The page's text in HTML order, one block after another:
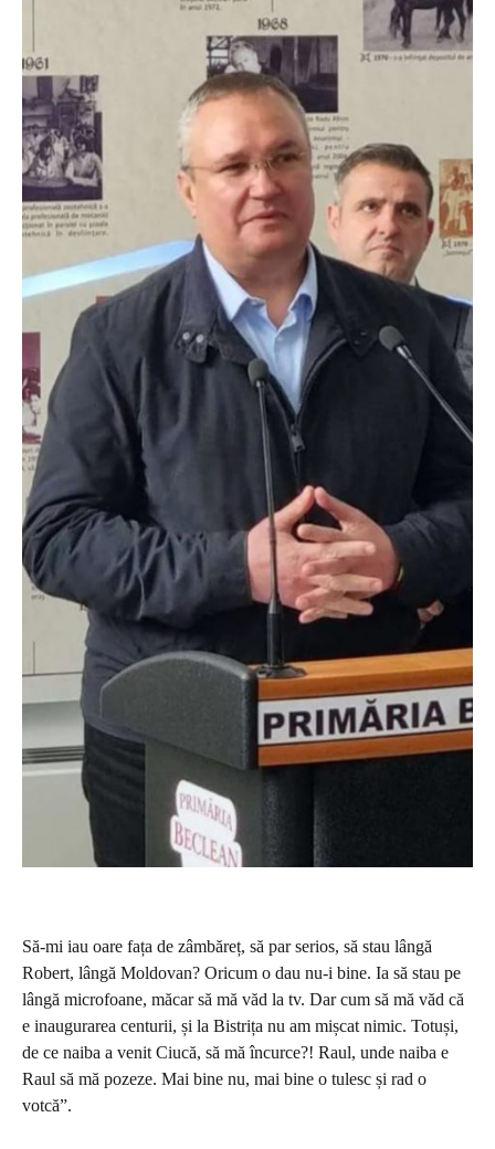
Să-mi iau oare fața de zâmbăreț, să par serios, să stau lângă
Robert, lângă Moldovan? Oricum o dau nu-i bine. Ia să stau pe
lângă microfoane, măcar să mă văd la tv. Dar cum să mă văd că
e inaugurarea centurii, și la Bistrița nu am mișcat nimic. Totuși,
de ce naiba a venit Ciucă, să mă încurce?! Raul, unde naiba e
Raul să mă pozeze. Mai bine nu, mai bine o tulesc și rad o
votcă”.